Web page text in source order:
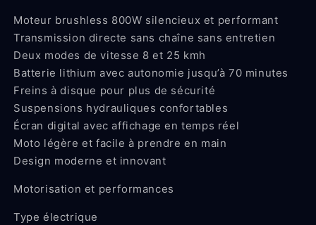
Moteur brushless 800W silencieux et performant
Transmission directe sans chaîne sans entretien
Deux modes de vitesse 8 et 25 kmh
Batterie lithium avec autonomie jusqu’à 70 minutes
Freins à disque pour plus de sécurité
Suspensions hydrauliques confortables
Écran digital avec affichage en temps réel
Moto légère et facile à prendre en main
Design moderne et innovant
Motorisation et performances
Type électrique